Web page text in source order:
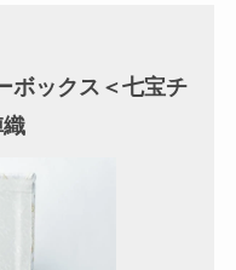
ボックス＜七宝チ